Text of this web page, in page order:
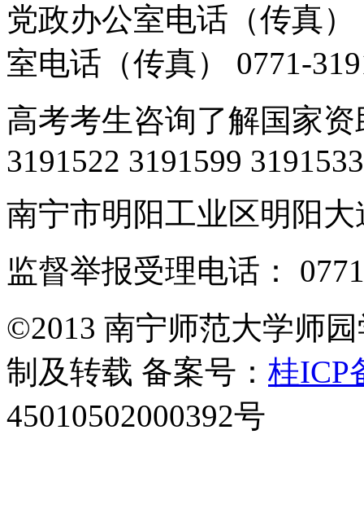
党政办公室电话（传真）
室电话（传真） 0771-
高考考生咨询了解国家
3191522 3191599 3191533
南宁市明阳工业区明阳大
监督举报受理电话：
©2013 南宁师范大学师
制及转载 备案号： 桂ICP
45010502000392号